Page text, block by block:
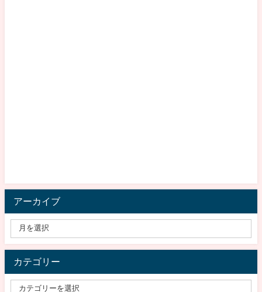
アーカイブ
カテゴリー